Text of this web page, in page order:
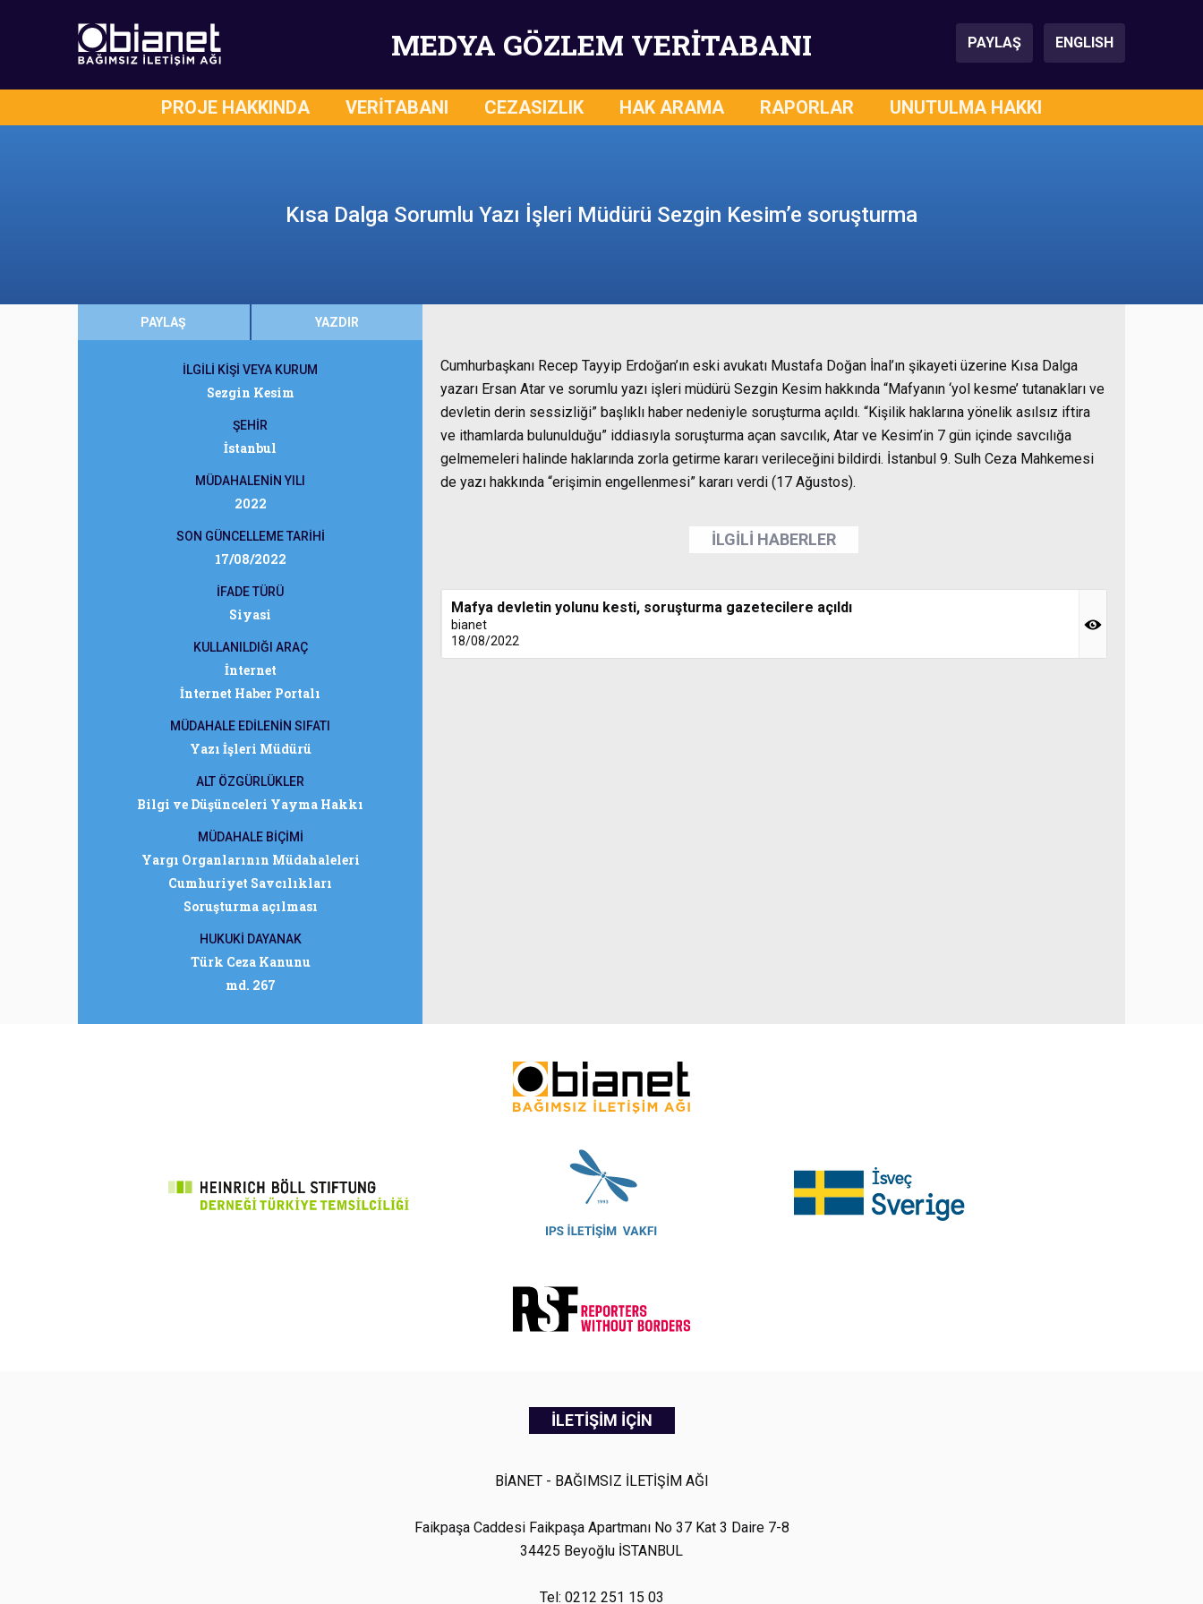
MEDYA GÖZLEM VERİTABANI PAYLAŞ ENGLISH
PROJE HAKKINDA VERİTABANI CEZASIZLIK HAK ARAMA RAPORLAR UNUTULMA HAKKI
Kısa Dalga Sorumlu Yazı İşleri Müdürü Sezgin Kesim’e soruşturma
PAYLAŞ YAZDIR
İLGİLİ KİŞİ VEYA KURUM
Sezgin Kesim
ŞEHİR
İstanbul
MÜDAHALENİN YILI
2022
SON GÜNCELLEME TARİHİ
17/08/2022
İFADE TÜRÜ
Siyasi
KULLANILDIĞI ARAÇ
İnternet
İnternet Haber Portalı
MÜDAHALE EDİLENİN SIFATI
Yazı İşleri Müdürü
ALT ÖZGÜRLÜKLER
Bilgi ve Düşünceleri Yayma Hakkı
MÜDAHALE BİÇİMİ
Yargı Organlarının Müdahaleleri
Cumhuriyet Savcılıkları
Soruşturma açılması
HUKUKİ DAYANAK
Türk Ceza Kanunu
md. 267
Cumhurbaşkanı Recep Tayyip Erdoğan’ın eski avukatı Mustafa Doğan İnal’ın şikayeti üzerine Kısa Dalga
yazarı Ersan Atar ve sorumlu yazı işleri müdürü Sezgin Kesim hakkında “Mafyanın ‘yol kesme’ tutanakları ve
devletin derin sessizliği” başlıklı haber nedeniyle soruşturma açıldı. “Kişilik haklarına yönelik asılsız iftira
ve ithamlarda bulunulduğu” iddiasıyla soruşturma açan savcılık, Atar ve Kesim’in 7 gün içinde savcılığa
gelmemeleri halinde haklarında zorla getirme kararı verileceğini bildirdi. İstanbul 9. Sulh Ceza Mahkemesi
de yazı hakkında “erişimin engellenmesi” kararı verdi (17 Ağustos).
İLGİLİ HABERLER
Mafya devletin yolunu kesti, soruşturma gazetecilere açıldı
bianet
18/08/2022
İLETİŞİM İÇİN
BİANET - BAĞIMSIZ İLETİŞİM AĞI
Faikpaşa Caddesi Faikpaşa Apartmanı No 37 Kat 3 Daire 7-8
34425 Beyoğlu İSTANBUL
Tel: 0212 251 15 03